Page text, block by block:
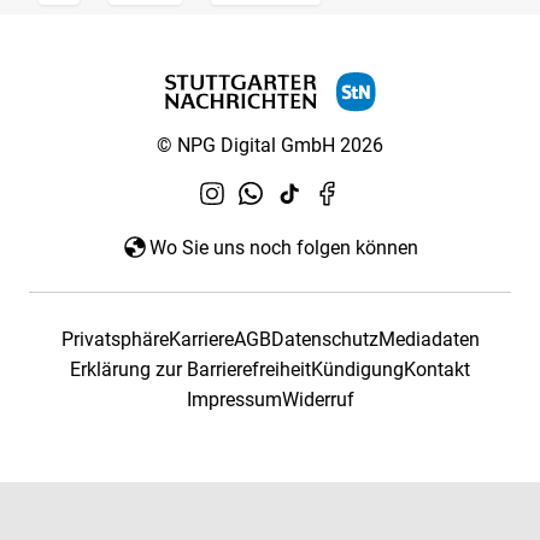
© NPG Digital GmbH 2026
Wo Sie uns noch folgen können
PrivatsphäreKarriereAGBDatenschutzMediadaten
Erklärung zur BarrierefreiheitKündigungKontakt
ImpressumWiderruf